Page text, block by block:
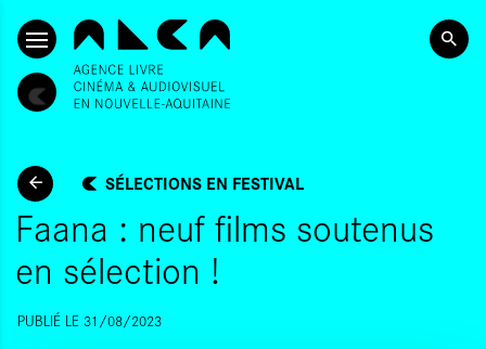
ALLER AU CONTENU PRINCIPAL
SÉLECTIONS EN FESTIVAL
Faana : neuf films soutenus
en sélection !
PUBLIÉ LE 31/08/2023